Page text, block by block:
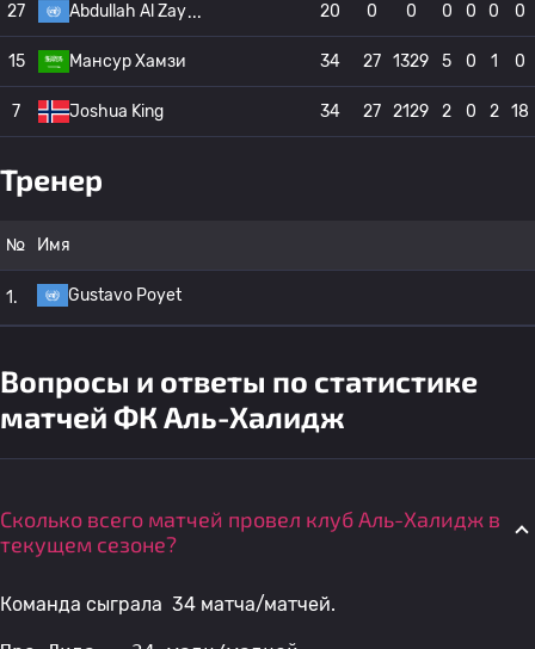
27 Abdullah Al Zay 20 0 0 0 0 0 0
15 Мансур Хамзи 34 27 1329 5 0 1 0
7 Joshua King 34 27 2129 2 0 2 18
Тренер
№ Имя
1. Gustavo Poyet
Вопросы и ответы по статистике
матчей ФК Аль-Халидж
Сколько всего матчей провел клуб Аль-Халидж в
текущем сезоне?
Команда сыграла 34 матча/матчей.